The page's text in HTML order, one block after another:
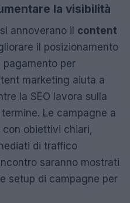
la visibilità
annoverano il content
il posizionamento
pagamento per
marketing aiuta a
la SEO lavora sulla
Le campagne a
obiettivi chiari,
di traffico
saranno mostrati
setup di campagne per